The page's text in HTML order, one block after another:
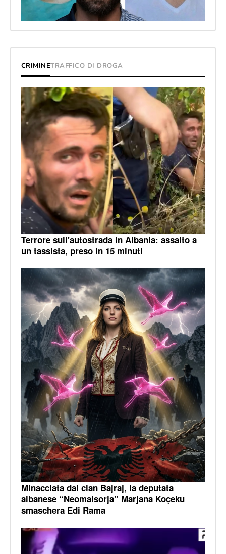
CRIMINETRAFFICO DI DROGA
Terrore sull'autostrada in Albania: assalto a
un tassista, preso in 15 minuti
Minacciata dal clan Bajraj, la deputata
albanese “Neomalsorja” Marjana Koçeku
smaschera Edi Rama